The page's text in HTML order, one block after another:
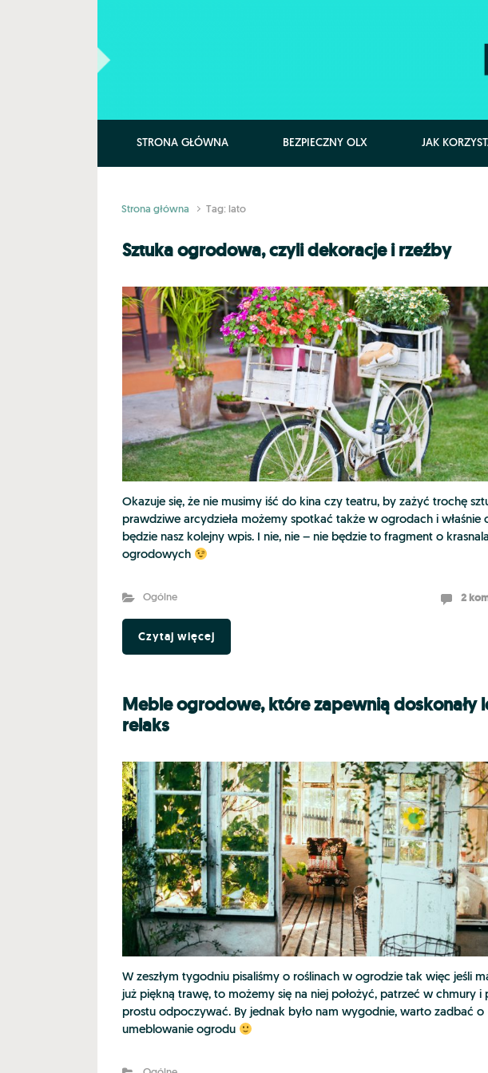
STRONA GŁÓWNA BEZPIECZNY OLX JAK
Strona główna Tag: lato
Sztuka ogrodowa, czyli dekoracje i rzeźby
Okazuje się, że nie musimy iść do kina czy teatru, by zażyć trochę
prawdziwe arcydzieła możemy spotkać także w ogrodach i właśnie
będzie nasz kolejny wpis. I nie, nie – nie będzie to fragment o
ogrodowych
Ogólne 2
Czytaj więcej
Meble ogrodowe, które zapewnią doskonały
relaks
W zeszłym tygodniu pisaliśmy o roślinach w ogrodzie tak więc jeśli
już piękną trawę, to możemy się na niej położyć, patrzeć w chmury i
prostu odpoczywać. By jednak było nam wygodnie, warto zadbać o
umeblowanie ogrodu